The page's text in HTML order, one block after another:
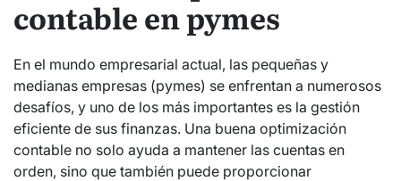
contable en pymes
En el mundo empresarial actual, las pequeñas y
medianas empresas (pymes) se enfrentan a numerosos
desafíos, y uno de los más importantes es la gestión
eficiente de sus finanzas. Una buena optimización
contable no solo ayuda a mantener las cuentas en
orden, sino que también puede proporcionar